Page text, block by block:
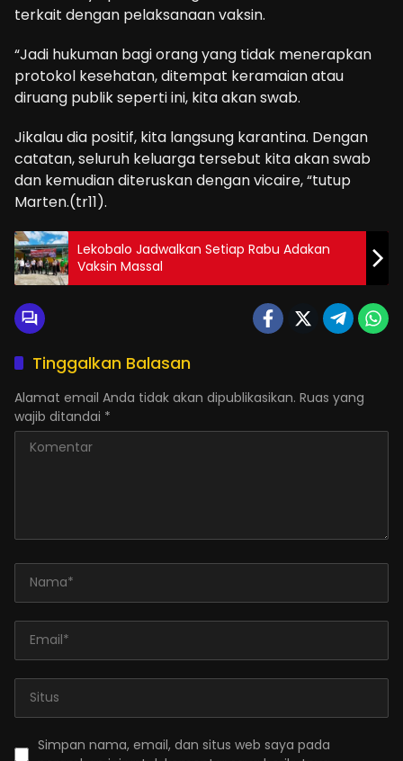
terkait dengan pelaksanaan vaksin.
“Jadi hukuman bagi orang yang tidak menerapkan
protokol kesehatan, ditempat keramaian atau
diruang publik seperti ini, kita akan swab.
Jikalau dia positif, kita langsung karantina. Dengan
catatan, seluruh keluarga tersebut kita akan swab
dan kemudian diteruskan dengan vicaire, “tutup
Marten.(tr11).
Lekobalo Jadwalkan Setiap Rabu Adakan
Vaksin Massal
Tinggalkan Balasan
Alamat email Anda tidak akan dipublikasikan. Ruas yang
wajib ditandai *
Simpan nama, email, dan situs web saya pada